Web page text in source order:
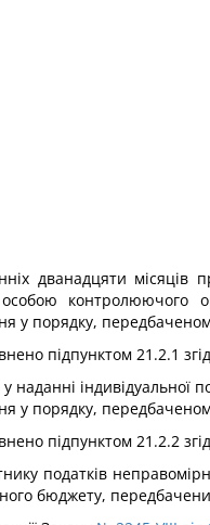
дванадцяти місяців
контролюючого
у порядку,
підпунктом 21.2.1
наданні індивідуальної
у порядку,
підпунктом 21.2.2
податків
бюджету,